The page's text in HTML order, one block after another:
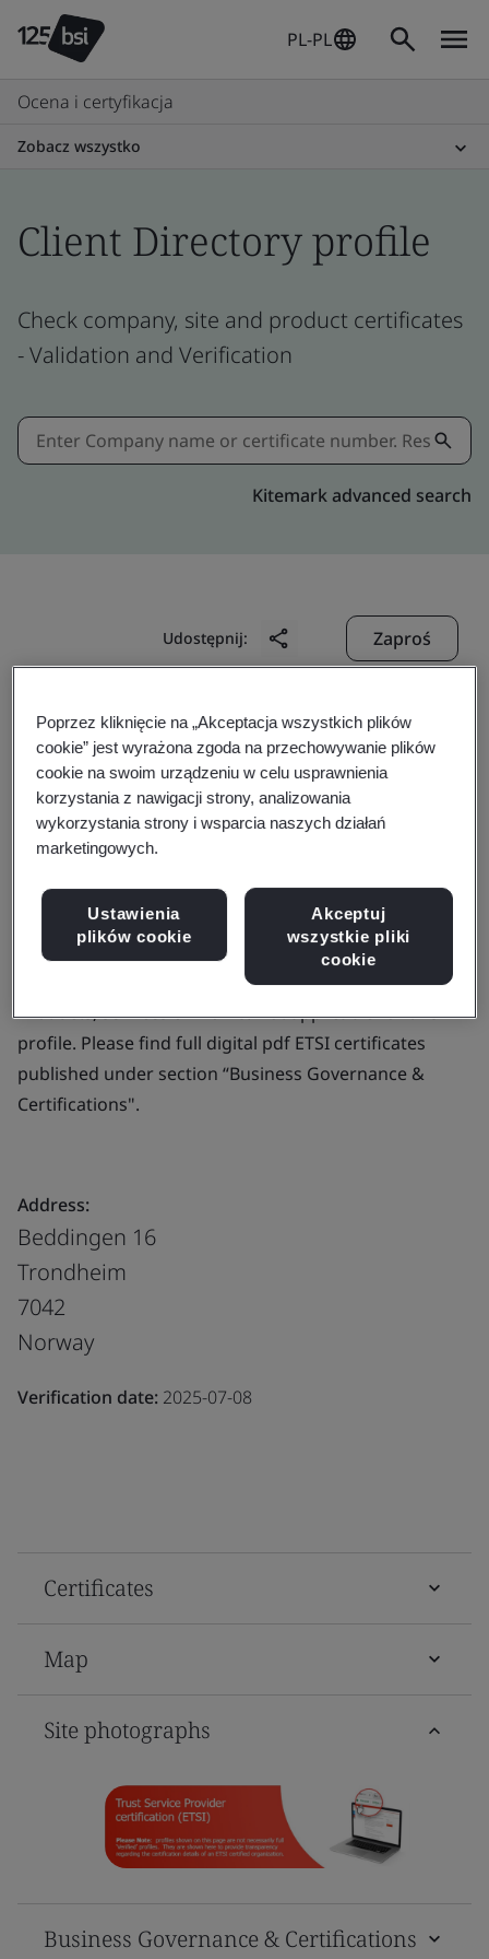
PL-PL
Ocena i certyfikacja
Zobacz wszystko
Client Directory profile
Check company, site and product certificates
- Validation and Verification
Kitemark advanced search
Udostępnij: Zaproś
Signicat AS
Business scope:
Not applicable for this profile. Please
find full digital pdf ETSI certificates published under
section “Business Governance & Certifications".
Products, services or works:Not applicable for this
profile. Please find full digital pdf ETSI certificates
published under section “Business Governance &
Certifications".
Address:
Beddingen 16
Trondheim
7042
Norway
Verification date: 2025-07-08
Certificates
Map
Site photographs
Business Governance & Certifications
Poprzez kliknięcie na „Akceptacja wszystkich plików
cookie” jest wyrażona zgoda na przechowywanie plików
cookie na swoim urządzeniu w celu usprawnienia
korzystania z nawigacji strony, analizowania
wykorzystania strony i wsparcia naszych działań
marketingowych.
Ustawienia
plików cookie
Akceptuj
wszystkie pliki
cookie